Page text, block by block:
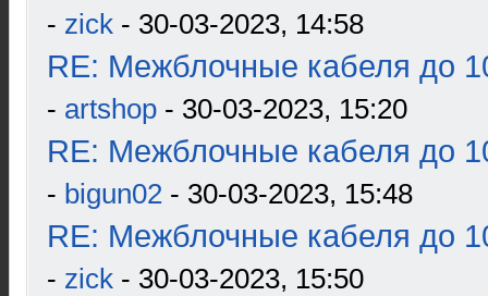
- zick - 30-03-2023, 14:58
RE: Межблочные кабеля до
- artshop - 30-03-2023, 15:20
RE: Межблочные кабеля до
- bigun02 - 30-03-2023, 15:48
RE: Межблочные кабеля до
- zick - 30-03-2023, 15:50